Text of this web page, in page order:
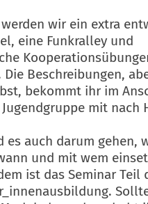
wir ein extra
eine Funkralley und
Beschreibungen,
bekommt ihr im
mit nach
es auch darum gehen,
und mit wem
ist das Seminar Teil